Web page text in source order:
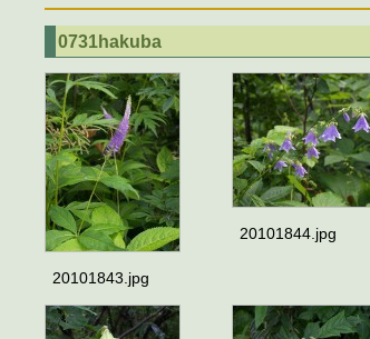
0731hakuba
20101843.jpg
20101844.jpg